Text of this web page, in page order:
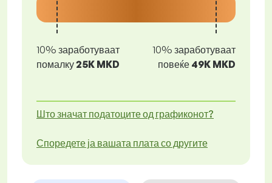
10% заработуваат
помалку25K MKD
10% заработуваат
повеќе 49K MKD
Што значат податоците од графиконот?
Споредете ја вашата плата со другите